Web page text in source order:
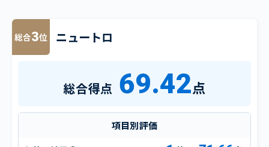
総合3位 ニュートロ
総合得点 69.42点
項目別評価